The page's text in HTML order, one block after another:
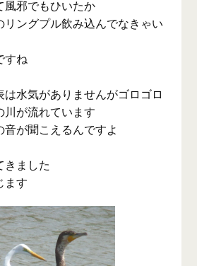
風邪でもひいたか
リングプル飲み込んでなきゃい
すね
水気がありませんがゴロゴロ
川が流れています
が聞こえるんですよ
きました
ます